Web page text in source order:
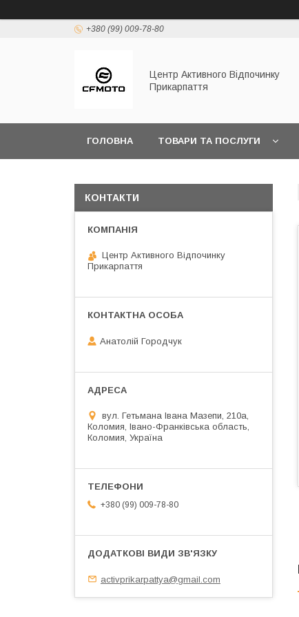
+380 (99) 009-78-80
Центр Активного Відпочинку
Прикарпаття
ГОЛОВНА ТОВАРИ ТА ПОСЛУГИ
КОНТАКТИ
Центр Активного Відпочинку
Прикарпаття
Анатолій Городчук
вул. Гетьмана Івана Мазепи, 210а,
Коломия, Івано-Франківська область,
Коломия, Україна
+380 (99) 009-78-80
activprikarpattya@gmail.com